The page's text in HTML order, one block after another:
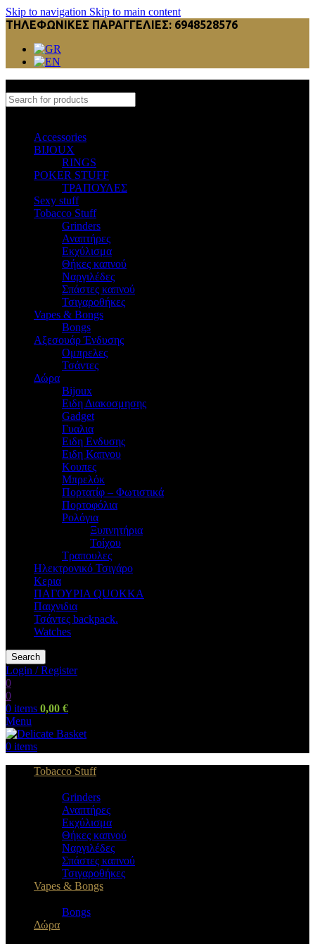
Skip to navigation Skip to main content
ΤΗΛΕΦΩΝΙΚΕΣ ΠΑΡΑΓΓΕΛΙΕΣ: 6948528576
Accessories
BIJOUX
RINGS
POKER STUFF
ΤΡΑΠΟΥΛΕΣ
Sexy stuff
Tobacco Stuff
Grinders
Αναπτήρες
Εκχύλισμα
Θήκες καπνού
Ναργιλέδες
Σπάστες καπνού
Τσιγαροθήκες
Vapes & Bongs
Bongs
Αξεσουάρ Ένδυσης
Oμπρελες
Τσάντες
Δώρα
Bijoux
Eιδη Διακοσμησης
Gadget
Γυαλια
Ειδη Ενδυσης
Ειδη Καπνου
Κουπες
Μπρελόκ
Πορτατίφ – Φωτιστικά
Πορτοφόλια
Ρολόγια
Ξυπνητήρια
Τοίχου
Τραπουλες
Ηλεκτρονικό Τσιγάρο
Κερια
ΠΑΓΟΥΡΙΑ QUOKKA
Παιχνιδια
Τσάντες backpack.
Watches
Search
Login / Register
0
0
0 items 0,00 €
Menu
0 items
Tobacco Stuff
Grinders
Αναπτήρες
Εκχύλισμα
Θήκες καπνού
Ναργιλέδες
Σπάστες καπνού
Τσιγαροθήκες
Vapes & Bongs
Bongs
Δώρα